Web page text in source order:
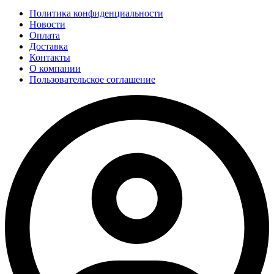
Политика конфиденциальности
Новости
Оплата
Доставка
Контакты
О компании
Пользовательское соглашение